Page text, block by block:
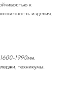
к
изделия.
1600-1990мм.
техникумы.